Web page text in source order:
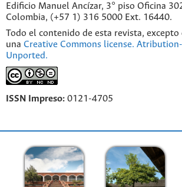
Edificio Manuel Ancízar, 3° piso Oficina
Colombia, (+57 1) 316 5000 Ext. 16440.
Todo el contenido de esta revista,
una Creative Commons license.
Unported.
ISSN Impreso: 0121-4705